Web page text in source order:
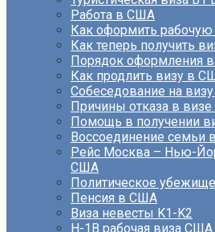
Работа в США
Как оформить
Как теперь получить
Порядок оформления
Как продлить визу в
Собеседование на
Причины отказа в
Помощь в получении
Воссоединение семьи
Рейс Москва – Нью-
США
Политическое
Пенсия в США
Виза невесты K1-K2
H-1B рабочая виза США